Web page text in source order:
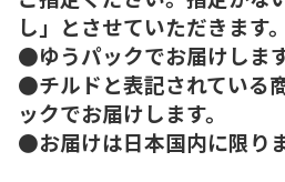
し」とさせていただきます。
●ゆうパックでお届けします
●チルドと表記されている
ックでお届けします。
●お届けは日本国内に限りま